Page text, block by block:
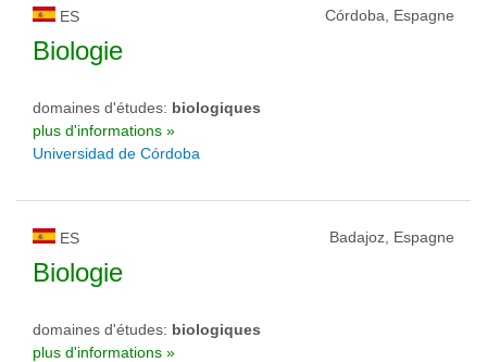
ES Córdoba, Espagne
Biologie
domaines d'études: biologiques
plus d'informations »
Universidad de Córdoba
ES Badajoz, Espagne
Biologie
domaines d'études: biologiques
plus d'informations »